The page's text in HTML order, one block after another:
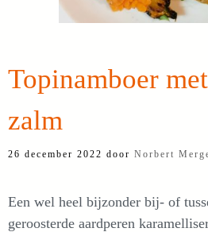
Topinamboer
zalm
26 december 2022 door Norbert
Een wel heel bijzonder bij- of
geroosterde aardperen